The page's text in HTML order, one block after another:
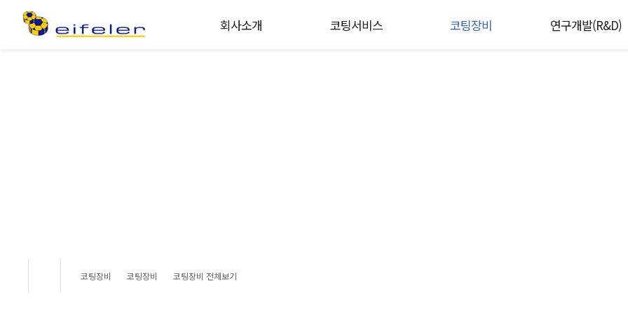
회사소개 코팅서비스 코팅장비 연구개발(R&D)
코팅장비 코팅장비 코팅장비 전체보기